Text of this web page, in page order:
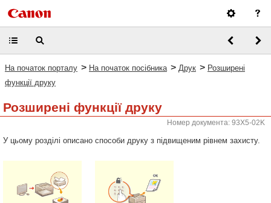
На початок порталу > На початок посібника > Друк > Розширені
функції друку
Розширені функції друку
Номер документа: 93X5-02K
У цьому розділі описано способи друку з підвищеним рівнем захисту.